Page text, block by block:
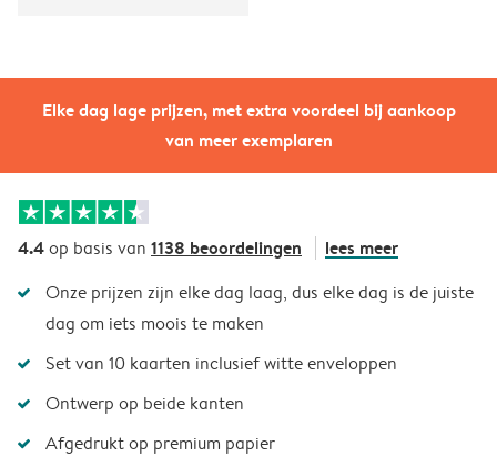
Elke dag lage prijzen, met extra voordeel bij aankoop
van meer exemplaren
4.4op basis van 1138 beoordelingen lees meer
Onze prijzen zijn elke dag laag, dus elke dag is de juiste
dag om iets moois te maken
Set van 10 kaarten inclusief witte enveloppen
Ontwerp op beide kanten
Afgedrukt op premium papier